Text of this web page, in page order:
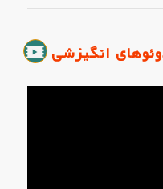
انگیزشی